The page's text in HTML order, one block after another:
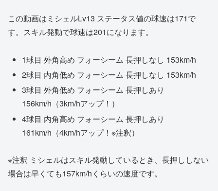
この動画はミシェルLv13 ステータス値の球速は171で
す。スキル発動で球速は201になります。
1球目 外角高め フォーシーム 長押しなし 153km/h
2球目 内角低め フォーシーム 長押しなし 153km/h
3球目 外角低め フォーシーム 長押しあり
156km/h（3km/hアップ！）
4球目 内角高め フォーシーム 長押しあり
161km/h（4km/hアップ！※注釈）
※注釈 ミシェルはスキル発動しているとき、長押ししない
場合は早くても157km/hくらいの速度です。